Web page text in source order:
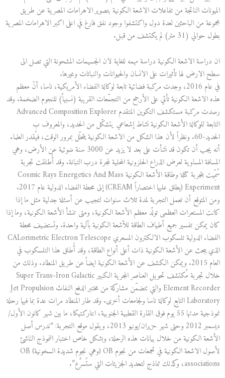
الميونات الناتجة من تفاعلات الاشعة الكونية بتصوير الاهرامات المصرية عن طريق
مجموعة من الباحثين لعدة دول واكتشفوا وجود نفق فارغ في اعلى اكبر الاهرامات المصرية
بطول حوالي (31 متر) لم يكتشف من قبل.
ان دراسة الاشعة الكونية دراسة مهمه للغاية لان الجسيمات المشحونة التي تصل الى
سطح الارض لها تأثيرات على الانسان والحيوانات والنباتات وغيرها.
في عام 2016، وجدت مركبة فضائية تابعة لوكالة الفضاء الأمريكية، ناسا، أنّ معظم
هذه الاشعة الكونية تأتي على الأرجح من التجمّعات القريبة (نسبياً) للنجوم الضخمة. وقد
رصدت مركبة مستكشف التكوين المتقدم Advanced Composition Explorer
التابعة للوكالة الأشعة الكونية نشاط إشعاعي يتشكّل من الحديد، والمعروف ب
الحديد-60. ونظراً لأن هذا الشكل من الاشعة الكونية يتحلّل بمرور الوقت، فيُقدر العلماء
أنه يجب أن تكون قد نشأت على بعد لا يزيد عن 3000 سنة ضوئية عن الأرض، وهي
المسافة المساوية لعرض الذراع الحلزونية المحلية لمجرة درب التبانة. وقد أُطلقت تجربة
سُمِّيت بتجربة كتلة وطاقة الأشعة الكونية Cosmic Rays Energetics And Mass
Experiment (يطلق عليها اختصاراً CREAM) إلى محطة الفضاء الدولية عام 2017.
ومن المتوقع أن تعمل التجربة لمدة ثلاث سنوات لتجيب عن أسئلة جدلية مثل ما إذا
كانت المستعرات العظمى تولّد معظم الأشعة الكونية، ومتى تنشأ الأشعة الكونية، وما إذا
كان يمكن تفسير جميع أطياف الطاقة للأشعة الكونية بآلية واحدة. وتستضيف محطة
الفضاء الدولية تلسكوب الالكترون المسعري CALorimetric Electron Telescope
الذي يبحث عن الأشعة الكونية ذات أعلى أنواع الطاقة، وقد أُطلق هذا التلسكوب في
العام 2015. ويمكن الكشف عن الأشعة الكونية ايضاً عن طريق المنطاد. وذلك من
خلال تجربة مٌكتشف تحويل العناصر المجرية الكبير Super Trans-Iron Galactic
Element Recorder والتي تتضمّن مشاركة من مختبر الدفع النفاث Jet Propulsion
Laboratory التابع لوكالة ناسا ولجامعات أخرى. وقد طار المنطاد مرات عدة بما فيها رحلة
نموذجية مدتها 55 يوم فوق القارة القطبية الجنوبية، انتاركتيكا، ما بين شهر كانون الأول/
ديسمبر 2012 وحتى شهر حزيران/يونيو 2013، ويقول موقع التجربة: “ندرس أصل
الأشعة الكونية من خلال بيانات هذه الرحلة، وبشكل خاص اختبار النموذج الناشئ
لأصول الاشعة الكونية في تجمعات من نجوم OB (وهي نجوم شديدة السخونية) OB
associations، وكذلك نماذج لتحديد الجزيئات التي ستُسرَّع”.